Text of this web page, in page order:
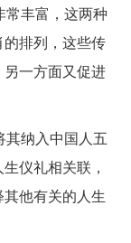
丰富，这两种
排列，这些传
一方面又促进
纳入中国人五
仪礼相关联，
他有关的人生